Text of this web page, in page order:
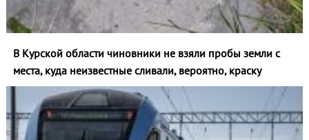
В Курской области чиновники не взяли пробы земли с
места, куда неизвестные сливали, вероятно, краску